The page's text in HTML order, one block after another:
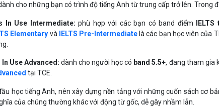
cho những bạn có trình độ tiếng Anh từ trung cấp trở lên. Trong
In Use Intermediate: phù hợp với các bạn có band điểm
Elementary và IELTS Pre-Intermediate là các bạn học viên của
Use Advanced: dành cho người học có band 5.5+, đang tham gia
tại TCE.
học tiếng Anh, nên xây dựng nền tảng với những cuốn sách cơ
của chúng thường khác với động từ gốc, dễ gây nhầm lẫn.